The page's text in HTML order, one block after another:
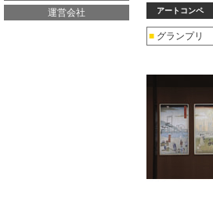
運営会社
アートコンペ
■ グランプリ